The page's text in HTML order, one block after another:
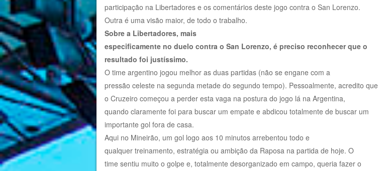
participação na Libertadores e os comentários deste jogo contra o San Lorenzo.
Outra é uma visão maior, de todo o trabalho.
Sobre a Libertadores, mais
especificamente no duelo contra o San Lorenzo, é preciso reconhecer que o
resultado foi justíssimo.
O time argentino jogou melhor as duas partidas (não se engane com a
pressão celeste na segunda metade do segundo tempo). Pessoalmente, acredito que
o Cruzeiro começou a perder esta vaga na postura do jogo lá na Argentina,
quando claramente foi para buscar um empate e abdicou totalmente de buscar um
importante gol fora de casa.
Aqui no Mineirão, um gol logo aos 10 minutos arrebentou todo e
qualquer treinamento, estratégia ou ambição da Raposa na partida de hoje. O
time sentiu muito o golpe e, totalmente desorganizado em campo, queria fazer o